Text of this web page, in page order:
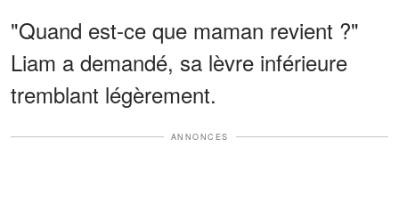
"Quand est-ce que maman revient ?"
Liam a demandé, sa lèvre inférieure
tremblant légèrement.
ANNONCES